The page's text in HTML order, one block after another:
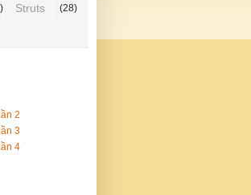
Struts (28)
2
3
4